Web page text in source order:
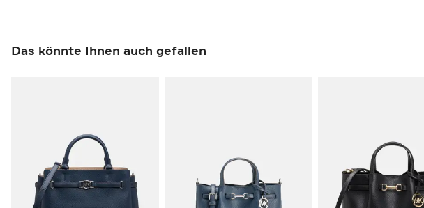
Das könnte Ihnen auch gefallen